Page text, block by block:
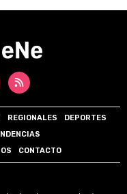
REGIONALES
DEPORTES
CONTACTO